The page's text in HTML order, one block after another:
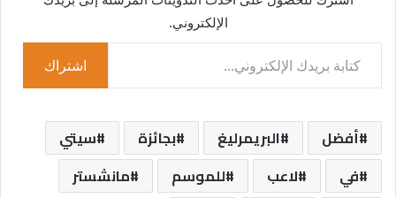
الإلكتروني.
كتابة بريدك الإلكتروني...
اشتراك
أفضل البريمرليغ بجائزة
سيتي
في
لاعب للموسم
مانشستر